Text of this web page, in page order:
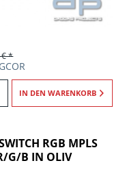
€ *
IN DEN WARENKORB
RGB MPLS
G/B IN OLIV